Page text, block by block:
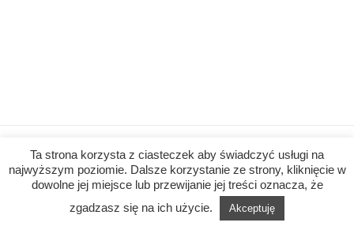
O NAS|ZAKRES USŁUG|REALIZACJE |ARTYKUŁY|KONTAK
Ta strona korzysta z ciasteczek aby świadczyć usługi na
najwyższym poziomie. Dalsze korzystanie ze strony, kliknięcie w
dowolne jej miejsce lub przewijanie jej treści oznacza, że
zgadzasz się na ich użycie.
Akceptuję